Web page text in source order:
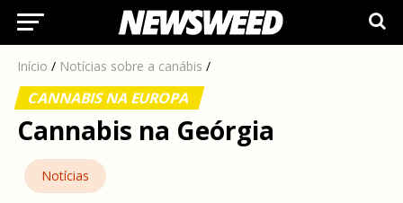
Início / Notícias sobre a canábis /
CANNABIS NA EUROPA
Cannabis na Geórgia
Notícias